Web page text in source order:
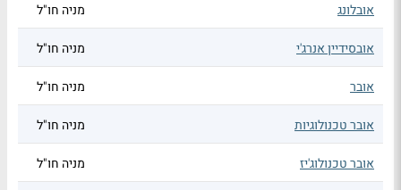
אובלונג מניה חו"ל
אובסידיין אנרג'י מניה חו"ל
אובר מניה חו"ל
אובר טכנולוגיות מניה חו"ל
אובר טכנולוג'יז מניה חו"ל